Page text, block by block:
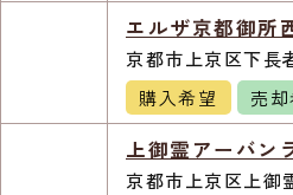
エルザ京都御所
京都市上京区下長
購入希望
売
上御霊アーバン
京都市上京区上御